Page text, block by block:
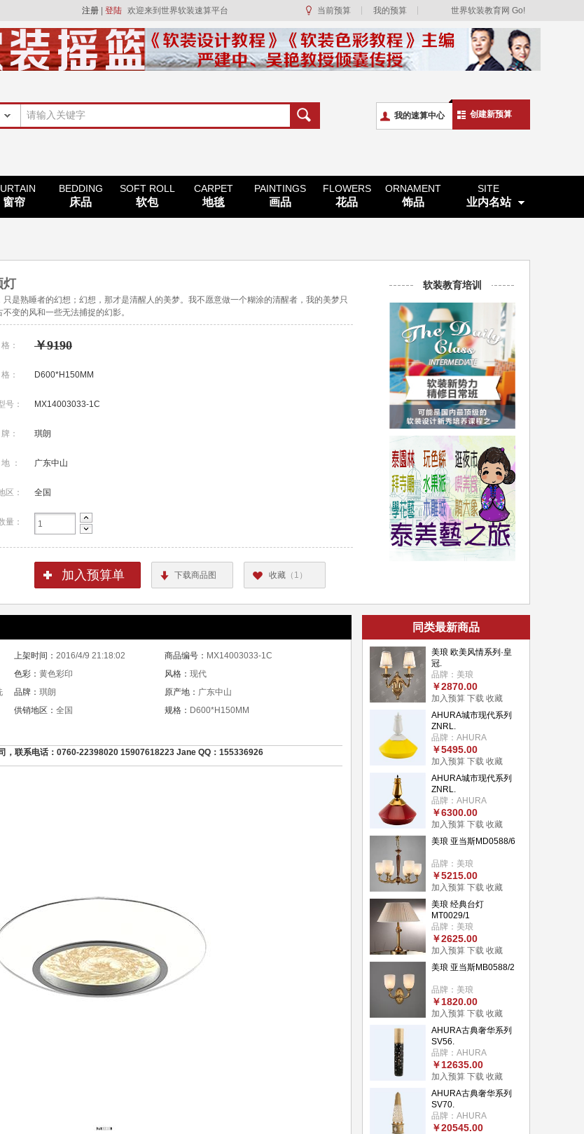
当前预算 我的预算 世界软装教育网 Go!
注册 登陆 欢迎来到世界软装速算平台
我的速算中心 创建新预算
窗帘
BEDDING
床品
SOFT ROLL
软包
CARPET
地毯
PAINTINGS
画品
FLOWERS
花品
ORNAMENT
饰品
SITE
业内名站
灯
只是熟睡者的幻想；幻想，那才是清醒人的美梦。我不愿意做一个糊涂的清醒者，我的美梦只
不变的风和一些无法捕捉的幻影。
： ￥9190
： D600*H150MM
号： MX14003033-1C
： 琪朗
： 广东中山
区： 全国
量：
加入预算单 下载商品图 收藏 （1）
软装教育培训
上架时间： 2016/4/9 21:18:02 商品编号： MX14003033-1C
色彩： 黄色彩印 风格： 现代
品牌： 琪朗 原产地： 广东中山
供销地区： 全国 规格： D600*H150MM
，联系电话：0760-22398020 15907618223 Jane QQ：155336926
同类最新商品
美琅 欧美风情系列·皇
冠.
品牌：美琅
￥2870.00
加入预算 下载 收藏
AHURA城市现代系列
ZNRL.
品牌：AHURA
￥5495.00
加入预算 下载 收藏
AHURA城市现代系列
ZNRL.
品牌：AHURA
￥6300.00
加入预算 下载 收藏
美琅 亚当斯MD0588/6
品牌：美琅
￥5215.00
加入预算 下载 收藏
美琅 经典台灯
MT0029/1
品牌：美琅
￥2625.00
加入预算 下载 收藏
美琅 亚当斯MB0588/2
品牌：美琅
￥1820.00
加入预算 下载 收藏
AHURA古典奢华系列
SV56.
品牌：AHURA
￥12635.00
加入预算 下载 收藏
AHURA古典奢华系列
SV70.
品牌：AHURA
￥20545.00